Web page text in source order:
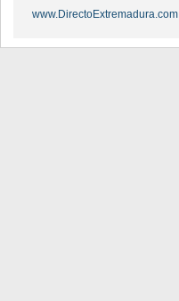
www.DirectoExtremadura.com